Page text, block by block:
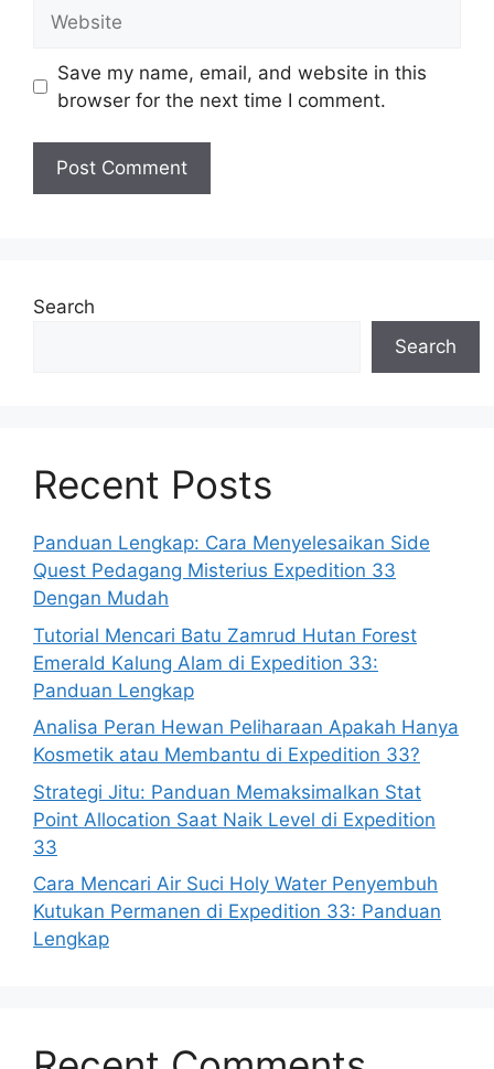
Save my name, email, and website in this
browser for the next time I comment.
Search
Search
Recent Posts
Panduan Lengkap: Cara Menyelesaikan Side
Quest Pedagang Misterius Expedition 33
Dengan Mudah
Tutorial Mencari Batu Zamrud Hutan Forest
Emerald Kalung Alam di Expedition 33:
Panduan Lengkap
Analisa Peran Hewan Peliharaan Apakah Hanya
Kosmetik atau Membantu di Expedition 33?
Strategi Jitu: Panduan Memaksimalkan Stat
Point Allocation Saat Naik Level di Expedition
33
Cara Mencari Air Suci Holy Water Penyembuh
Kutukan Permanen di Expedition 33: Panduan
Lengkap